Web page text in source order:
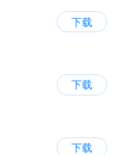
下载
下载
下载